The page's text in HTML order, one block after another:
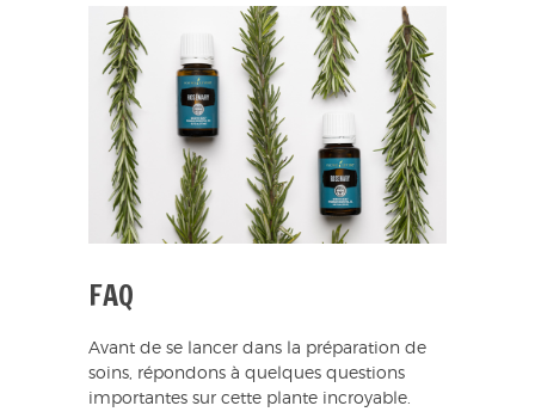
FAQ
Avant de se lancer dans la préparation de
soins, répondons à quelques questions
importantes sur cette plante incroyable.